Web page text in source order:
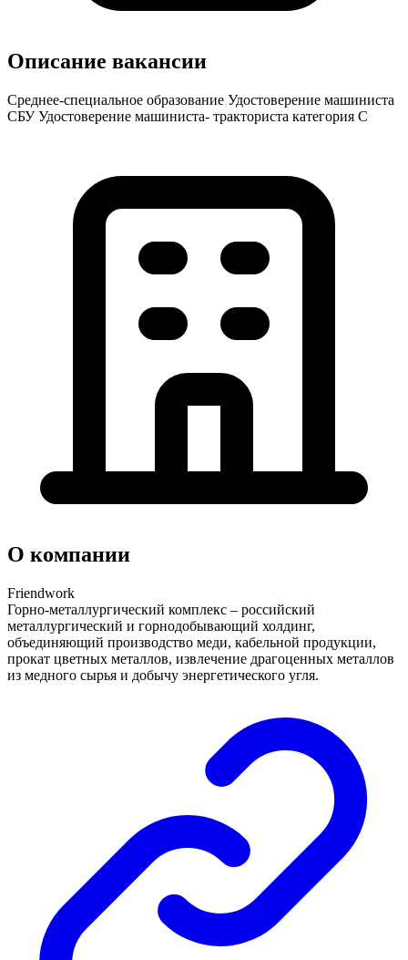
Описание вакансии
Среднее-специальное образование Удостоверение машиниста
СБУ Удостоверение машиниста- тракториста категория С
О компании
Friendwork
Горно-металлургический комплекс – российский
металлургический и горнодобывающий холдинг,
объединяющий производство меди, кабельной продукции,
прокат цветных металлов, извлечение драгоценных металлов
из медного сырья и добычу энергетического угля.